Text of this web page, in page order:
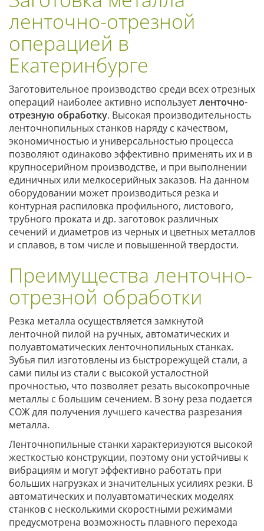
ленточно-отрезной
операцией в
Екатеринбурге
Заготовительное производство среди всех отрезных
операций наиболее активно используетленточно-
отрезную обработку. Высокая производительность
ленточнопильных станков наряду с качеством,
экономичностью и универсальностью процесса
позволяют одинаково эффективно применять их и в
крупносерийном производстве, и при выполнении
единичных или мелкосерийных заказов. На данном
оборудовании может производиться резка и
контурная распиловка профильного, листового,
трубного проката и др. заготовок различных
сечений и диаметров из черных и цветных металлов
и сплавов, в том числе и повышенной твердости.
Преимущества ленточно-
отрезной обработки
Резка металла осуществляется замкнутой
ленточной пилой на ручных, автоматических и
полуавтоматических ленточнопильных станках.
Зубья пил изготовлены из быстрорежущей стали, а
сами пилы из стали с высокой усталостной
прочностью, что позволяет резать высокопрочные
металлы с большим сечением. В зону реза подается
СОЖ для получения лучшего качества разрезания
металла.
Ленточнопильные станки характеризуются высокой
жесткостью конструкции, поэтому они устойчивы к
вибрациям и могут эффективно работать при
больших нагрузках и значительных усилиях резки. В
автоматических и полуавтоматических моделях
станков с несколькими скоростными режимами
предусмотрена возможность плавного перехода